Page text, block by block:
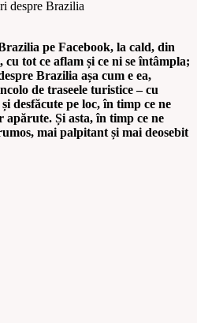
pe Facebook, la cald, din
tot ce aflam și ce ni se întâmpla;
Brazilia așa cum e ea,
de traseele turistice – cu
desfăcute pe loc, în timp ce ne
Și asta, în timp ce ne
mai palpitant și mai deosebit